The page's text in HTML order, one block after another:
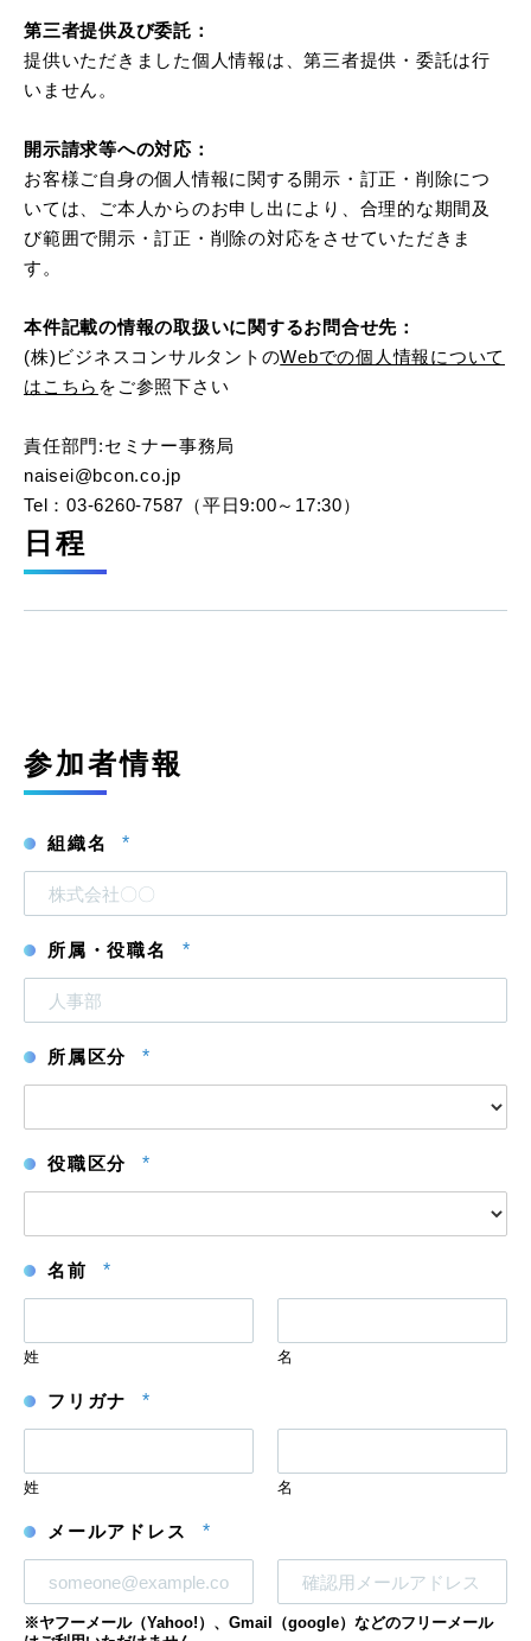
第三者提供及び委託：
提供いただきました個人情報は、第三者提供・委託は行
いません。
開示請求等への対応：
お客様ご自身の個人情報に関する開示・訂正・削除につ
いては、ご本人からのお申し出により、合理的な期間及
び範囲で開示・訂正・削除の対応をさせていただきま
す。
本件記載の情報の取扱いに関するお問合せ先：
(株)ビジネスコンサルタントのWebでの個人情報について
はこちら をご参照下さい
責任部門:セミナー事務局
naisei@bcon.co.jp
Tel：03-6260-7587（平日9:00～17:30）
日程
参加者情報
組織名 *
所属・役職名 *
所属区分 *
役職区分 *
名前 *
姓 名
フリガナ *
姓 名
メールアドレス *
メ
ー
メ
ー
※ヤフーメール（Yahoo!）、Gmail（google）などのフリーメール